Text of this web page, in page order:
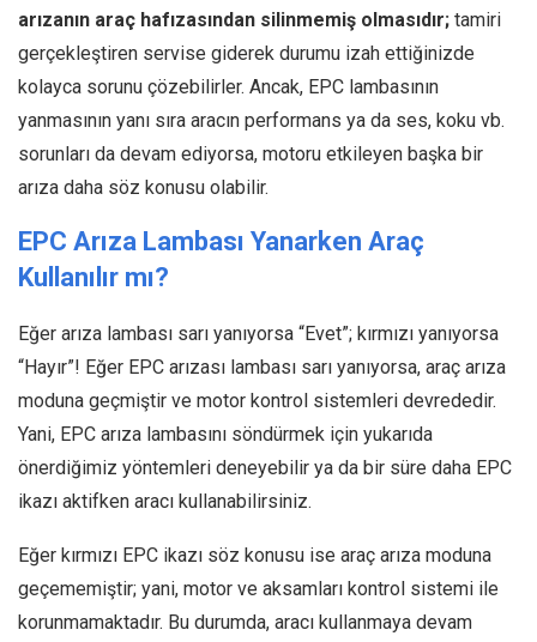
arızanın araç hafızasından silinmemiş olmasıdır; tamiri
gerçekleştiren servise giderek durumu izah ettiğinizde
kolayca sorunu çözebilirler. Ancak, EPC lambasının
yanmasının yanı sıra aracın performans ya da ses, koku vb.
sorunları da devam ediyorsa, motoru etkileyen başka bir
arıza daha söz konusu olabilir.
EPC Arıza Lambası Yanarken Araç
Kullanılır mı?
Eğer arıza lambası sarı yanıyorsa “Evet”; kırmızı yanıyorsa
“Hayır”! Eğer EPC arızası lambası sarı yanıyorsa, araç arıza
moduna geçmiştir ve motor kontrol sistemleri devrededir.
Yani, EPC arıza lambasını söndürmek için yukarıda
önerdiğimiz yöntemleri deneyebilir ya da bir süre daha EPC
ikazı aktifken aracı kullanabilirsiniz.
Eğer kırmızı EPC ikazı söz konusu ise araç arıza moduna
geçememiştir; yani, motor ve aksamları kontrol sistemi ile
korunmamaktadır. Bu durumda, aracı kullanmaya devam